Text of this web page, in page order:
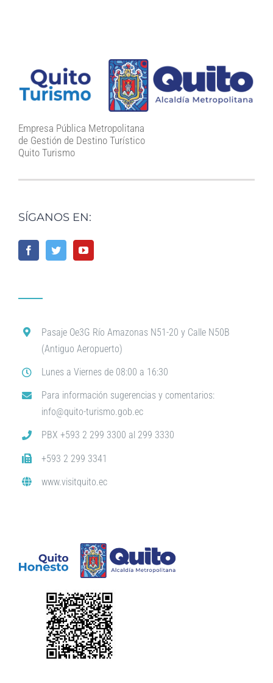
Empresa Pública Metropolitana
de Gestión de Destino Turístico
Quito Turismo
SÍGANOS EN:
Pasaje Oe3G Río Amazonas N51-20 y Calle N50B
(Antiguo Aeropuerto)
Lunes a Viernes de 08:00 a 16:30
Para información sugerencias y comentarios:
info@quito-turismo.gob.ec
PBX +593 2 299 3300 al 299 3330
+593 2 299 3341
www.visitquito.ec